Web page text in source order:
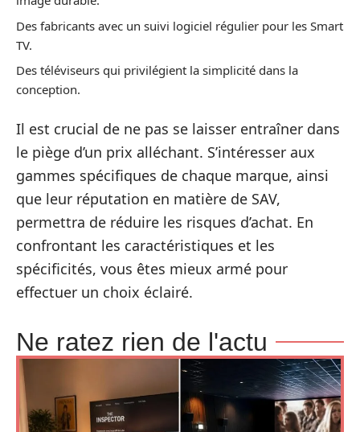
Des fabricants avec un suivi logiciel régulier pour les Smart
TV.
Des téléviseurs qui privilégient la simplicité dans la
conception.
Il est crucial de ne pas se laisser entraîner dans
le piège d’un prix alléchant. S’intéresser aux
gammes spécifiques de chaque marque, ainsi
que leur réputation en matière de SAV,
permettra de réduire les risques d’achat. En
confrontant les caractéristiques et les
spécificités, vous êtes mieux armé pour
effectuer un choix éclairé.
Ne ratez rien de l'actu